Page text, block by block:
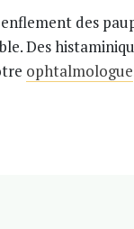
des
Des
ophtalmologue